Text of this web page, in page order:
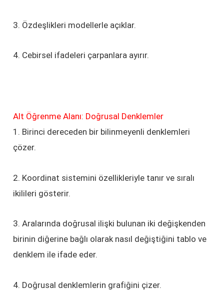
3. Özdeşlikleri modellerle açıklar.
4. Cebirsel ifadeleri çarpanlara ayırır.
Alt Öğrenme Alanı: Doğrusal Denklemler
1. Birinci dereceden bir bilinmeyenli denklemleri
çözer.
2. Koordinat sistemini özellikleriyle tanır ve sıralı
ikilileri gösterir.
3. Aralarında doğrusal ilişki bulunan iki değişkenden
birinin diğerine bağlı olarak nasıl değiştiğini tablo ve
denklem ile ifade eder.
4. Doğrusal denklemlerin grafiğini çizer.